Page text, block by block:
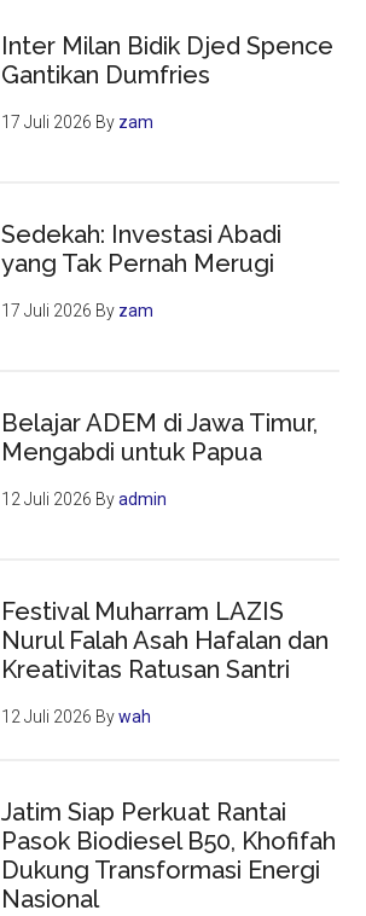
Inter Milan Bidik Djed Spence
Gantikan Dumfries
17 Juli 2026 By zam
Sedekah: Investasi Abadi
yang Tak Pernah Merugi
17 Juli 2026 By zam
Belajar ADEM di Jawa Timur,
Mengabdi untuk Papua
12 Juli 2026 Byadmin
Festival Muharram LAZIS
Nurul Falah Asah Hafalan dan
Kreativitas Ratusan Santri
12 Juli 2026 Bywah
Jatim Siap Perkuat Rantai
Pasok Biodiesel B50, Khofifah
Dukung Transformasi Energi
Nasional